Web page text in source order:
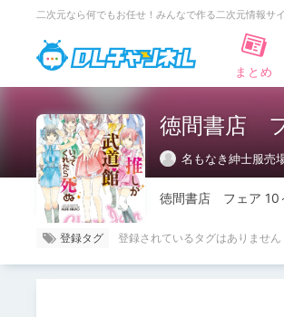
二次元なら何でもお任せ！みんなで作る二次元情報サイ
DLチャンネル
まとめ
徳間書店
名もなき紳士服売
徳間書店　フェア
登録タグ